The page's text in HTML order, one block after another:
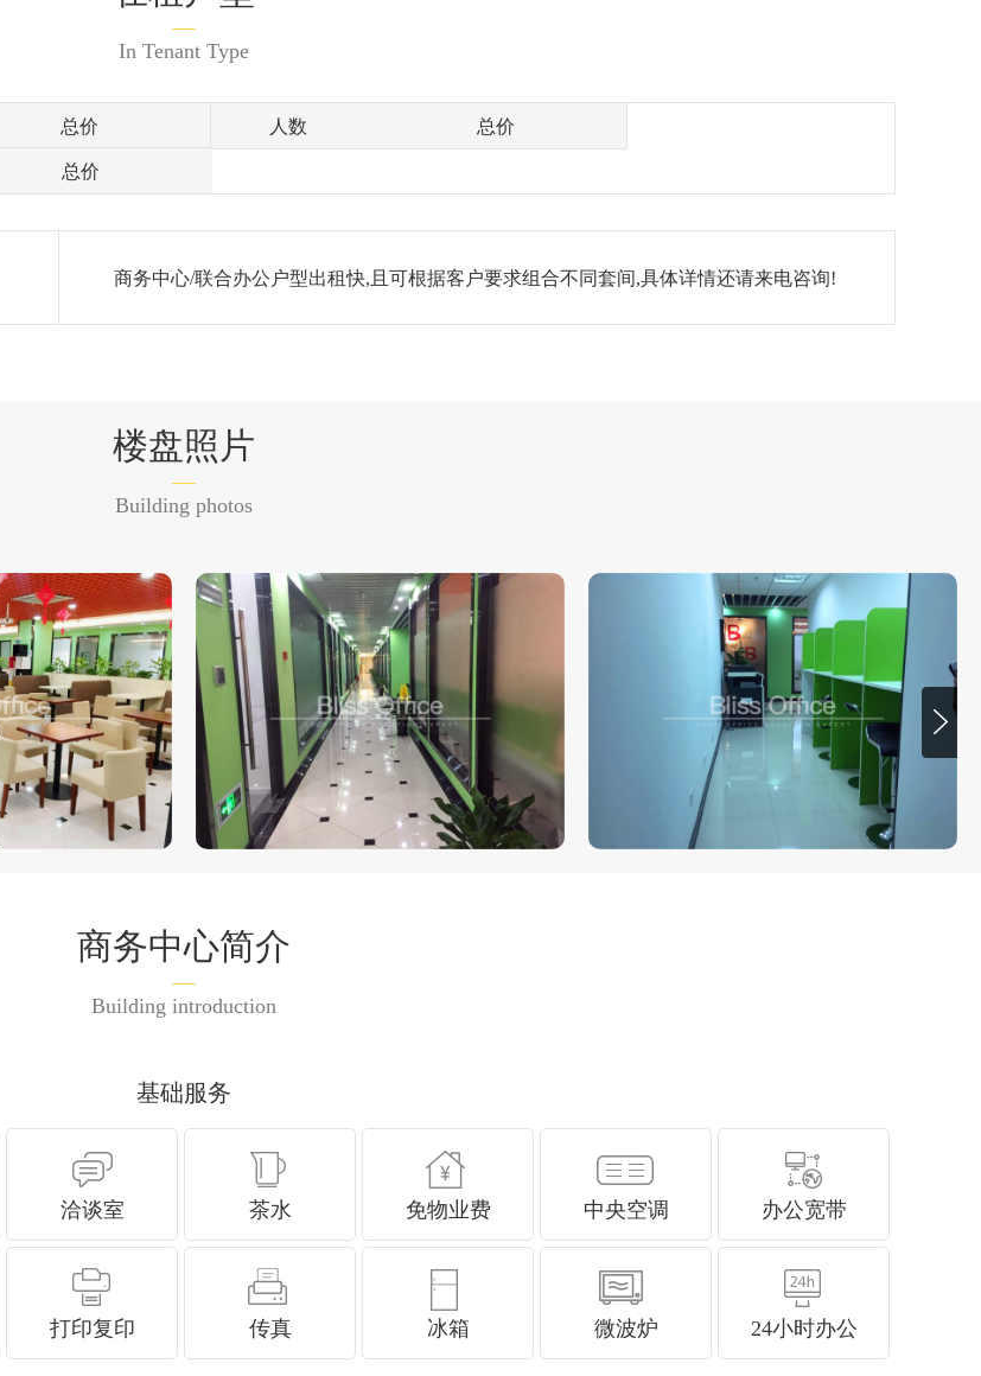
In Tenant Type
总价 人数 总价
总价
商务中心/联合办公户型出租快,且可根据客户要求组合不同套间,具体详情还请来电咨询!
楼盘照片
Building photos
商务中心简介
Building introduction
基础服务
洽谈室 茶水 免物业费 中央空调 办公宽带
打印复印 传真 冰箱 微波炉 24小时办公